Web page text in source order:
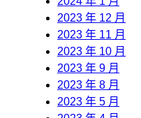
2023 年 12 月
2023 年 11 月
2023 年 10 月
2023 年 9 月
2023 年 8 月
2023 年 5 月